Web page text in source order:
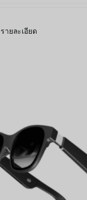
รายละเอียด